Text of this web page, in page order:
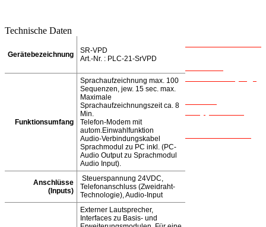
Technische Daten
Gerätebezeichnung
SR-VPD
Art.-Nr. : PLC-21-SrVPD
Funktionsumfang
Sprachaufzeichnung max. 100
Sequenzen, jew. 15 sec. max.
Maximale
Sprachaufzeichnungszeit ca. 8
Min.
Telefon-Modem mit
autom.Einwahlfunktion
Audio-Verbindungskabel
Sprachmodul zu PC inkl. (PC-
Audio Output zu Sprachmodul
Audio Input).
Anschlüsse
(Inputs)
Steuerspannung 24VDC,
Telefonanschluss (Zweidraht-
Technologie), Audio-Input
Externer Lautsprecher,
Interfaces zu Basis- und